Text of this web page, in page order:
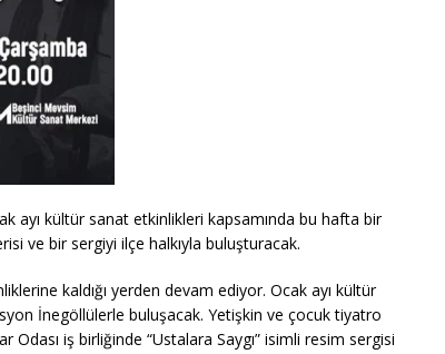
ayı kültür sanat etkinlikleri kapsamında bu hafta bir
ve bir sergiyi ilçe halkıyla buluşturacak.
kaldığı yerden devam ediyor. Ocak ayı kültür
İnegöllülerle buluşacak. Yetişkin ve çocuk tiyatro
iş birliğinde “Ustalara Saygı” isimli resim sergisi